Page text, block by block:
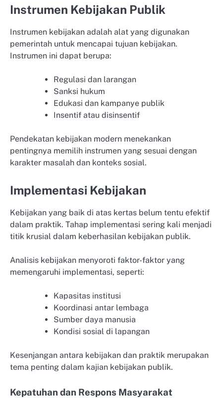
Instrumen Kebijakan Publik
Instrumen kebijakan adalah alat yang digunakan
pemerintah untuk mencapai tujuan kebijakan.
Instrumen ini dapat berupa:
Regulasi dan larangan
Sanksi hukum
Edukasi dan kampanye publik
Insentif atau disinsentif
Pendekatan kebijakan modern menekankan
pentingnya memilih instrumen yang sesuai dengan
karakter masalah dan konteks sosial.
Implementasi Kebijakan
Kebijakan yang baik di atas kertas belum tentu efektif
dalam praktik. Tahap implementasi sering kali menjadi
titik krusial dalam keberhasilan kebijakan publik.
Analisis kebijakan menyoroti faktor-faktor yang
memengaruhi implementasi, seperti:
Kapasitas institusi
Koordinasi antar lembaga
Sumber daya manusia
Kondisi sosial di lapangan
Kesenjangan antara kebijakan dan praktik merupakan
tema penting dalam kajian kebijakan publik.
Kepatuhan dan Respons Masyarakat